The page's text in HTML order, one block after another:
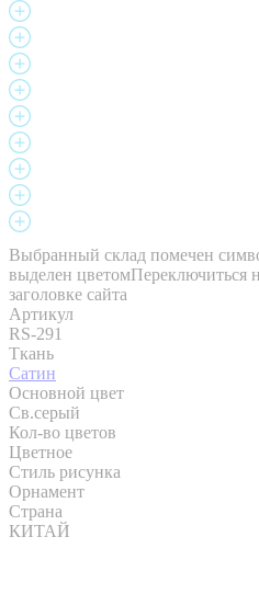
Выбранный склад помечен
выделен цветомПереключиться
заголовке сайта
Артикул
RS-291
Ткань
Сатин
Основной цвет
Св.серый
Кол-во цветов
Цветное
Стиль рисунка
Орнамент
Страна
КИТАЙ